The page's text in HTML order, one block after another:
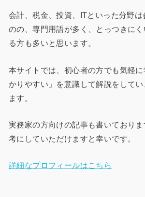
会計、税金、投資、ITといった分野は
のの、専門用語が多く、とっつきに
る方も多いと思います。
本サイトでは、初心者の方でも気軽
かりやすい」を意識して解説をして
ます。
実務家の方向けの記事も書いており
考にしていただけますと幸いです。
詳細なプロフィールはこちら